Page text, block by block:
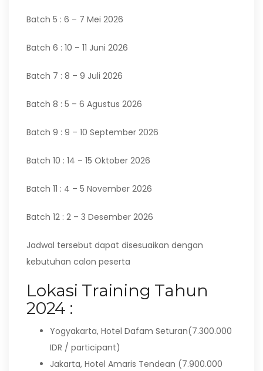
Batch 5 : 6 – 7 Mei 2026
Batch 6 : 10 – 11 Juni 2026
Batch 7 : 8 – 9 Juli 2026
Batch 8 : 5 – 6 Agustus 2026
Batch 9 : 9 – 10 September 2026
Batch 10 : 14 – 15 Oktober 2026
Batch 11 : 4 – 5 November 2026
Batch 12 : 2 – 3 Desember 2026
Jadwal tersebut dapat disesuaikan dengan
kebutuhan calon peserta
Lokasi Training Tahun
2024 :
Yogyakarta, Hotel Dafam Seturan(7.300.000
IDR / participant)
Jakarta, Hotel Amaris Tendean (7.900.000